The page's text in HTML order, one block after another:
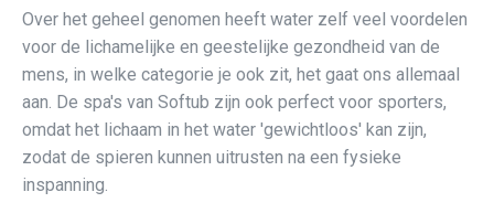
Over het geheel genomen heeft water zelf veel voordelen
voor de lichamelijke en geestelijke gezondheid van de
mens, in welke categorie je ook zit, het gaat ons allemaal
aan. De spa's van Softub zijn ook perfect voor sporters,
omdat het lichaam in het water 'gewichtloos' kan zijn,
zodat de spieren kunnen uitrusten na een fysieke
inspanning.